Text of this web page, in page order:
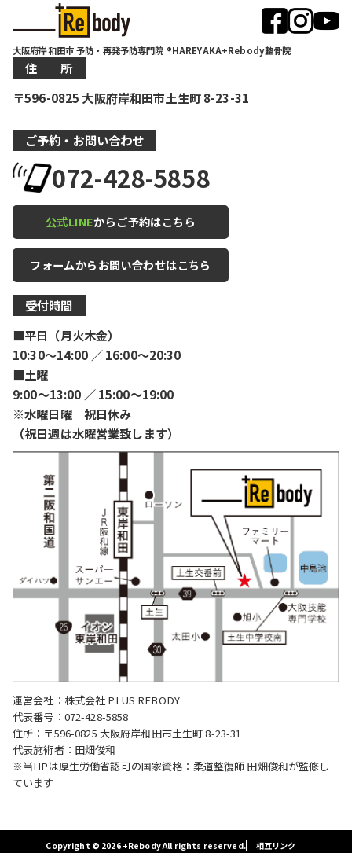
大阪府岸和田市 予防・再発予防専門院 ®HAREYAKA+Rebody整骨院
住 所
〒596-0825 大阪府岸和田市土生町 8-23-31
ご予約・お問い合わせ
072-428-5858
公式LINEからご予約はこちら
フォームからお問い合わせはこちら
受付時間
■平日（月火木金）
10:30〜14:00 ／ 16:00〜20:30
■土曜
9:00〜13:00 ／ 15:00〜19:00
※水曜日曜 祝日休み
（祝日週は水曜営業致します）
運営会社：株式会社 PLUS REBODY
代表番号：072-428-5858
住所：〒596-0825 大阪府岸和田市土生町 8-23-31
代表施術者：田畑俊和
※当HPは厚生労働省認可の国家資格：柔道整復師 田畑俊和が監修し
ています
Copyright © 2026 +Rebody All rights reserved. 相互リンク